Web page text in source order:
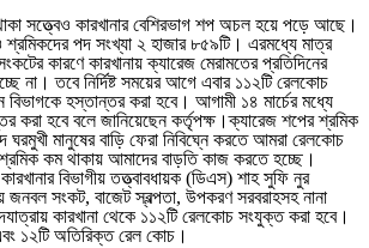
সত্ত্বেও কারখানার বেশিরভাগ শপ অচল হয়ে পড়ে আছে।
ও শ্রমিকদের পদ সংখ্যা ২ হাজার ৮৫৯টি। এরমধ্যে মাত্র
কারণে কারখানায় ক্যারেজ মেরামতের প্রতিদিনের
না। তবে নির্দিষ্ট সময়ের আগে এবার ১১২টি রেলকোচ
বিভাগকে হস্তান্তর করা হবে। আগামী ১৪ মার্চের মধ্যে
করা হবে বলে জানিয়েছেন কর্তৃপক্ষ।ক্যারেজ শপের শ্রমিক
মানুষের বাড়ি ফেরা নিবিঘ্নে করতে আমরা রেলকোচ
কম থাকায় আমাদের বাড়তি কাজ করতে হচ্ছে।
বিভাগীয় তত্ত্বাবধায়ক (ডিএস) শাহ সুফি নুর
জনবল সংকট, বাজেট স্বল্পতা, উপকরণ সরবরাহসহ নানা
কারখানা থেকে ১১২টি রেলকোচ সংযুক্ত করা হবে।
১২টি অতিরিক্ত রেল কোচ।